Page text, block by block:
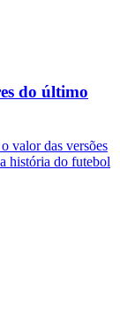
do último
valor das versões
história do futebol